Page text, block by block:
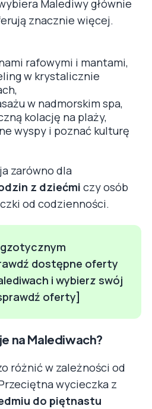
Malediwy głównie
znacznie więcej.
rafowymi i mantami,
w krystalicznie
w nadmorskim spa,
kolację na plaży,
wyspy i poznać kulturę
zarówno dla
z dziećmi czy osób
od codzienności.
dostępne oferty
i wybierz swój
oferty]
na Malediwach?
różnić w zależności od
wycieczka z
do piętnastu